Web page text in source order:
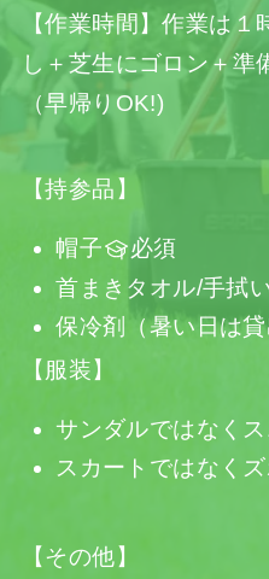
【作業時間】作業は
し＋芝生にゴロン＋準
（早帰りOK!)
【持参品】
帽子
必須
首まきタオル/手拭
保冷剤（暑い日は
【服装】
サンダルではなく
スカートではなく
【その他】